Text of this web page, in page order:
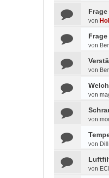
von
von
von
von
von
von
von